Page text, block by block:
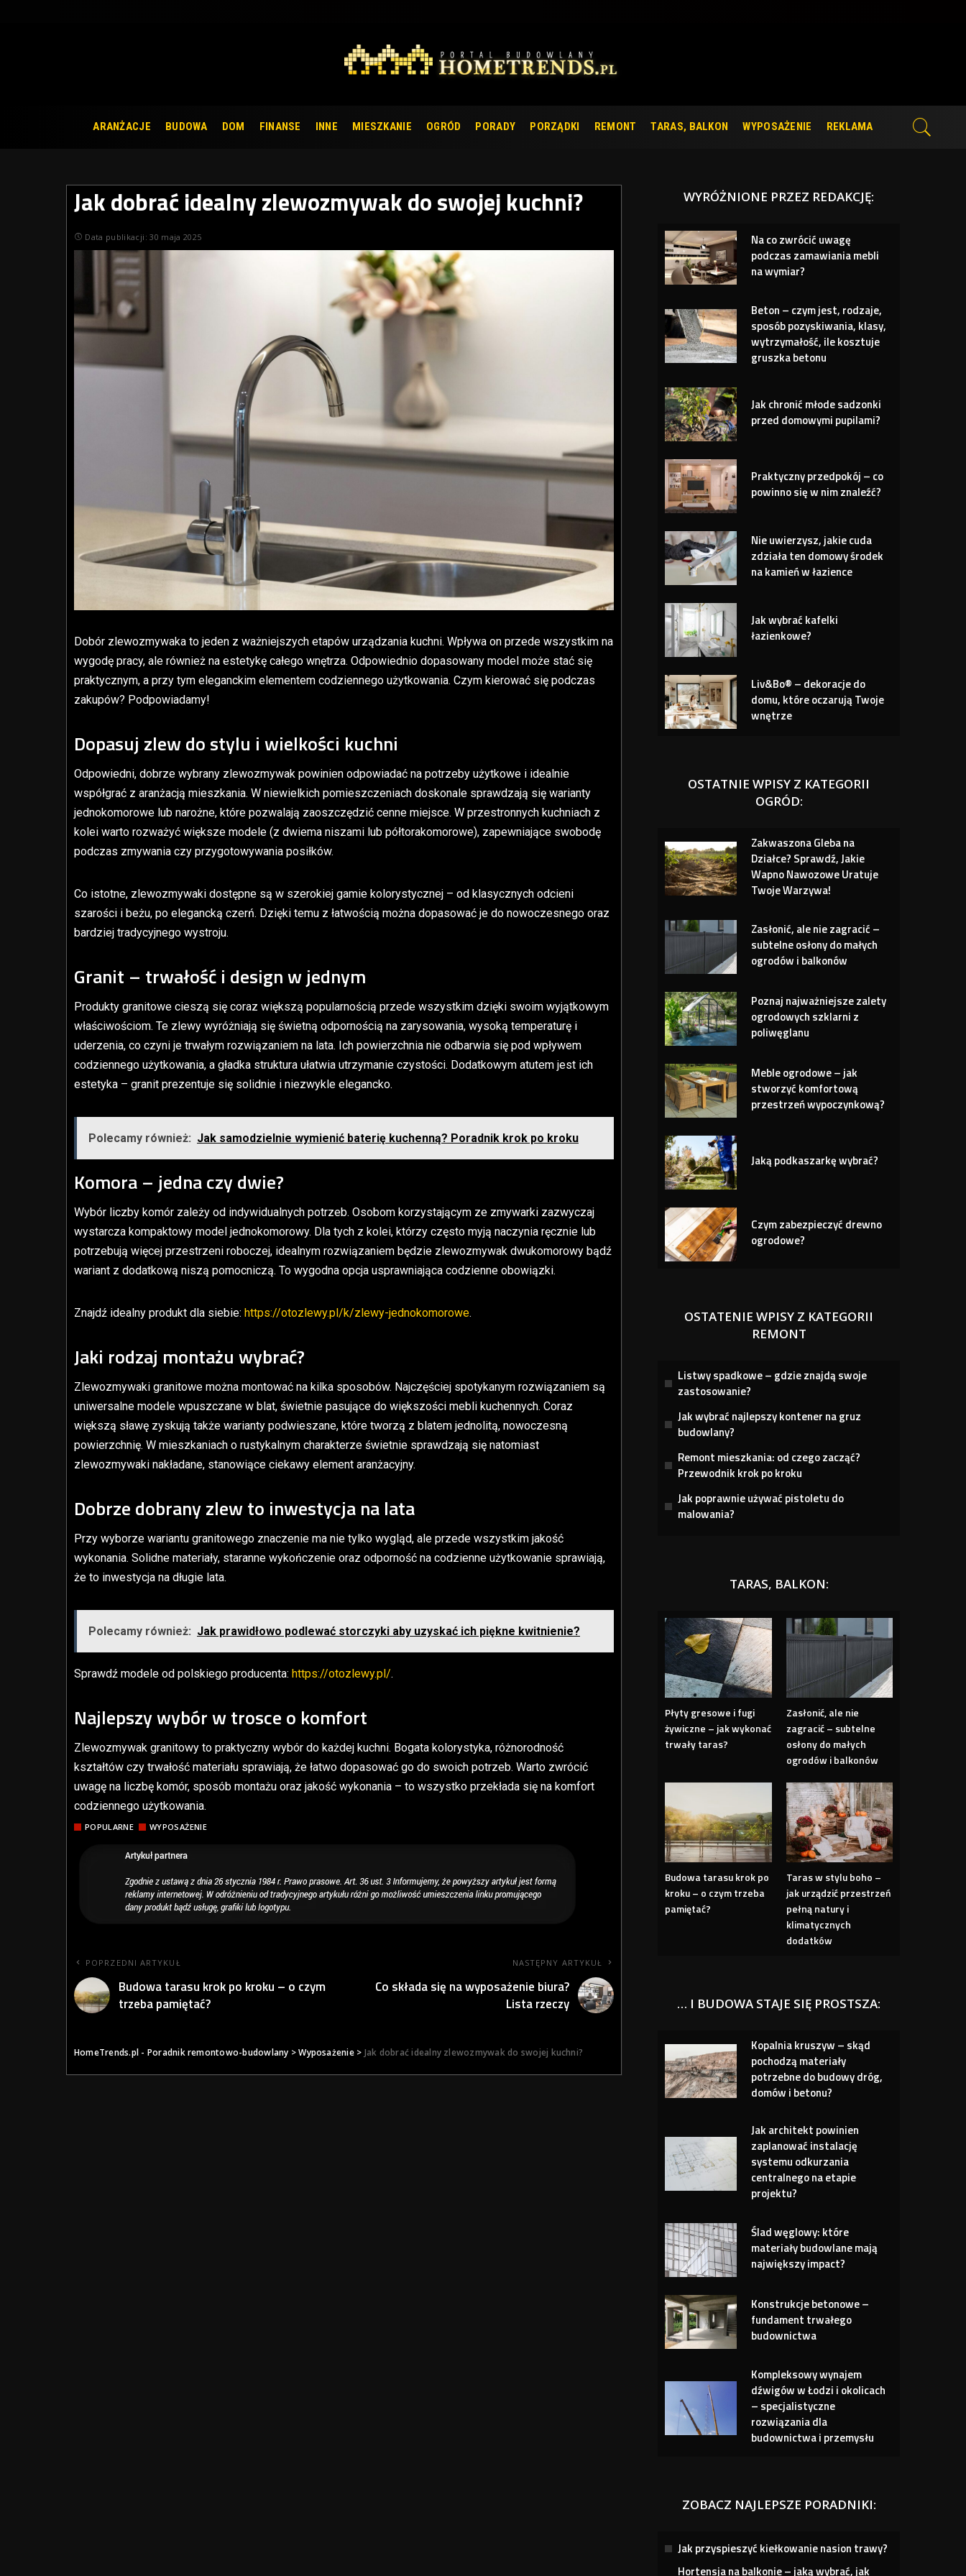
ARANŻACJE BUDOWA DOM FINANSE INNE MIESZKANIE OGRÓD PORADY PORZĄDKI REMONT TARAS, BALKON WYPOSAŻENIE REKLAMA
Jak dobrać idealny zlewozmywak do swojej kuchni?
Data publikacji: 30 maja 2025
Dobór zlewozmywaka to jeden z ważniejszych etapów urządzania kuchni. Wpływa on przede wszystkim na
wygodę pracy, ale również na estetykę całego wnętrza. Odpowiednio dopasowany model może stać się
praktycznym, a przy tym eleganckim elementem codziennego użytkowania. Czym kierować się podczas
zakupów? Podpowiadamy!
Dopasuj zlew do stylu i wielkości kuchni
Odpowiedni, dobrze wybrany zlewozmywak powinien odpowiadać na potrzeby użytkowe i idealnie
współgrać z aranżacją mieszkania. W niewielkich pomieszczeniach doskonale sprawdzają się warianty
jednokomorowe lub narożne, które pozwalają zaoszczędzić cenne miejsce. W przestronnych kuchniach z
kolei warto rozważyć większe modele (z dwiema niszami lub półtorakomorowe), zapewniające swobodę
podczas zmywania czy przygotowywania posiłków.
Co istotne, zlewozmywaki dostępne są w szerokiej gamie kolorystycznej – od klasycznych odcieni
szarości i beżu, po elegancką czerń. Dzięki temu z łatwością można dopasować je do nowoczesnego oraz
bardziej tradycyjnego wystroju.
Granit – trwałość i design w jednym
Produkty granitowe cieszą się coraz większą popularnością przede wszystkim dzięki swoim wyjątkowym
właściwościom. Te zlewy wyróżniają się świetną odpornością na zarysowania, wysoką temperaturę i
uderzenia, co czyni je trwałym rozwiązaniem na lata. Ich powierzchnia nie odbarwia się pod wpływem
codziennego użytkowania, a gładka struktura ułatwia utrzymanie czystości. Dodatkowym atutem jest ich
estetyka – granit prezentuje się solidnie i niezwykle elegancko.
Polecamy również: Jak samodzielnie wymienić baterię kuchenną? Poradnik krok po kroku
Komora – jedna czy dwie?
Wybór liczby komór zależy od indywidualnych potrzeb. Osobom korzystającym ze zmywarki zazwyczaj
wystarcza kompaktowy model jednokomorowy. Dla tych z kolei, którzy często myją naczynia ręcznie lub
potrzebują więcej przestrzeni roboczej, idealnym rozwiązaniem będzie zlewozmywak dwukomorowy bądź
wariant z dodatkową niszą pomocniczą. To wygodna opcja usprawniająca codzienne obowiązki.
Znajdź idealny produkt dla siebie: https://otozlewy.pl/k/zlewy-jednokomorowe.
Jaki rodzaj montażu wybrać?
Zlewozmywaki granitowe można montować na kilka sposobów. Najczęściej spotykanym rozwiązaniem są
uniwersalne modele wpuszczane w blat, świetnie pasujące do większości mebli kuchennych. Coraz
większą sławę zyskują także warianty podwieszane, które tworzą z blatem jednolitą, nowoczesną
powierzchnię. W mieszkaniach o rustykalnym charakterze świetnie sprawdzają się natomiast
zlewozmywaki nakładane, stanowiące ciekawy element aranżacyjny.
Dobrze dobrany zlew to inwestycja na lata
Przy wyborze wariantu granitowego znaczenie ma nie tylko wygląd, ale przede wszystkim jakość
wykonania. Solidne materiały, staranne wykończenie oraz odporność na codzienne użytkowanie sprawiają,
że to inwestycja na długie lata.
Polecamy również: Jak prawidłowo podlewać storczyki aby uzyskać ich piękne kwitnienie?
Sprawdź modele od polskiego producenta: https://otozlewy.pl/.
Najlepszy wybór w trosce o komfort
Zlewozmywak granitowy to praktyczny wybór do każdej kuchni. Bogata kolorystyka, różnorodność
kształtów czy trwałość materiału sprawiają, że łatwo dopasować go do swoich potrzeb. Warto zwrócić
uwagę na liczbę komór, sposób montażu oraz jakość wykonania – to wszystko przekłada się na komfort
codziennego użytkowania.
POPULARNE WYPOSAŻENIE
POPRZEDNI ARTYKUŁ
Budowa tarasu krok po kroku – o czym
trzeba pamiętać?
NASTĘPNY ARTYKUŁ
Co składa się na wyposażenie biura?
Lista rzeczy
HomeTrends.pl - Poradnik remontowo-budowlany >Wyposażenie> Jak dobrać idealny zlewozmywak do swojej kuchni?
WYRÓŻNIONE PRZEZ REDAKCJĘ:
Na co zwrócić uwagę
podczas zamawiania mebli
na wymiar?
Beton – czym jest, rodzaje,
sposób pozyskiwania, klasy,
wytrzymałość, ile kosztuje
gruszka betonu
Jak chronić młode sadzonki
przed domowymi pupilami?
Praktyczny przedpokój – co
powinno się w nim znaleźć?
Nie uwierzysz, jakie cuda
zdziała ten domowy środek
na kamień w łazience
Jak wybrać kafelki
łazienkowe?
Liv&Bo® – dekoracje do
domu, które oczarują Twoje
wnętrze
OSTATNIE WPISY Z KATEGORII
OGRÓD:
Zakwaszona Gleba na
Działce? Sprawdź, Jakie
Wapno Nawozowe Uratuje
Twoje Warzywa!
Zasłonić, ale nie zagracić –
subtelne osłony do małych
ogrodów i balkonów
Poznaj najważniejsze zalety
ogrodowych szklarni z
poliwęglanu
Meble ogrodowe – jak
stworzyć komfortową
przestrzeń wypoczynkową?
Jaką podkaszarkę wybrać?
Czym zabezpieczyć drewno
ogrodowe?
OSTATENIE WPISY Z KATEGORII
REMONT
Listwy spadkowe – gdzie znajdą swoje
zastosowanie?
Jak wybrać najlepszy kontener na gruz
budowlany?
Remont mieszkania: od czego zacząć?
Przewodnik krok po kroku
Jak poprawnie używać pistoletu do
malowania?
TARAS, BALKON:
Płyty gresowe i fugi
żywiczne – jak wykonać
trwały taras?
Zasłonić, ale nie
zagracić – subtelne
osłony do małych
ogrodów i balkonów
Budowa tarasu krok po
kroku – o czym trzeba
pamiętać?
Taras w stylu boho –
jak urządzić przestrzeń
pełną natury i
klimatycznych
dodatków
… I BUDOWA STAJE SIĘ PROSTSZA:
Kopalnia kruszyw – skąd
pochodzą materiały
potrzebne do budowy dróg,
domów i betonu?
Jak architekt powinien
zaplanować instalację
systemu odkurzania
centralnego na etapie
projektu?
Ślad węglowy: które
materiały budowlane mają
największy impact?
Konstrukcje betonowe –
fundament trwałego
budownictwa
Kompleksowy wynajem
dźwigów w Łodzi i okolicach
– specjalistyczne
rozwiązania dla
budownictwa i przemysłu
ZOBACZ NAJLEPSZE PORADNIKI:
Jak przyspieszyć kiełkowanie nasion trawy?
Hortensja na balkonie – jaką wybrać, jak